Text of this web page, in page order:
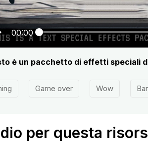
00:00
è un pacchetto di effetti speciali
Game over Wow
per questa